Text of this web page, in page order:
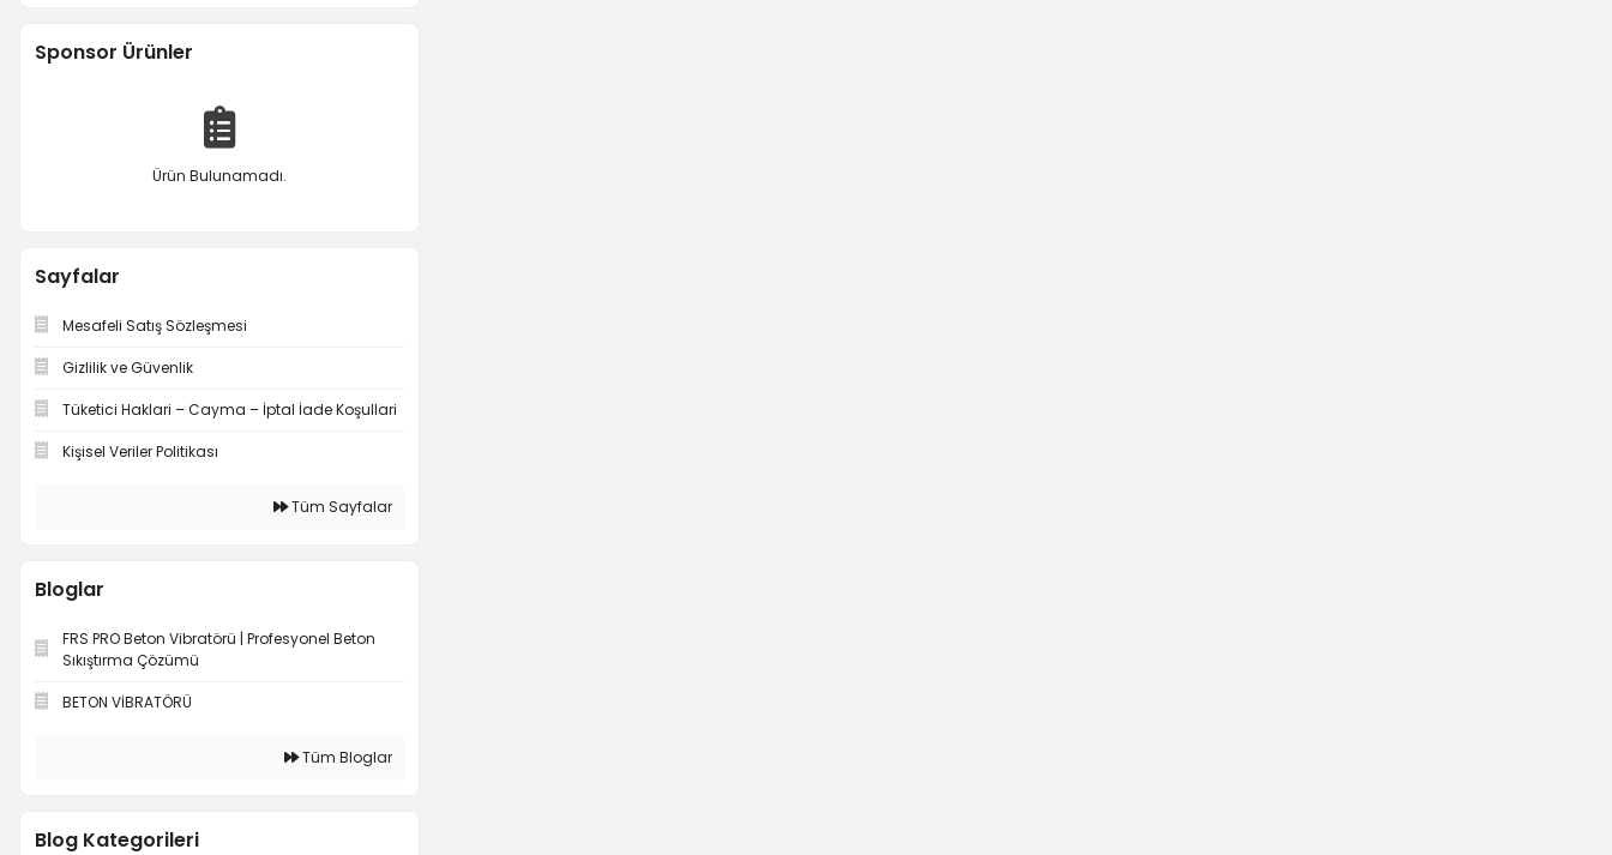
Sponsor Ürünler
Ürün Bulunamadı.
Sayfalar
Mesafeli Satış Sözleşmesi
Gizlilik ve Güvenlik
Tüketici Haklari – Cayma – İptal İade Koşullari
Kişisel Veriler Politikası
Tüm Sayfalar
Bloglar
FRS PRO Beton Vibratörü | Profesyonel Beton
Sıkıştırma Çözümü
BETON VİBRATÖRÜ
Tüm Bloglar
Blog Kategorileri